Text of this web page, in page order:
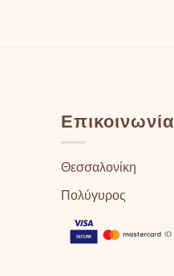
Επικοινωνία
Θεσσαλονίκη
Πολύγυρος